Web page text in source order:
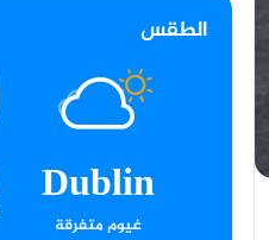
الطقس
Dublin
غيوم متفرقة